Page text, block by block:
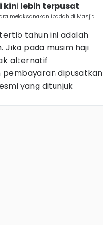
kini lebih terpusat
melaksanakan ibadah di Masjid
tahun ini adalah
Jika pada musim haji
alternatif
pembayaran dipusatkan
yang ditunjuk